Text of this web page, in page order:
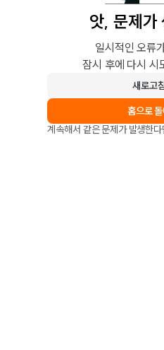
앗, 문제가
일시적인 오류
잠시 후에 다시 시
새로고
홈으로
계속해서 같은 문제가 발생한다